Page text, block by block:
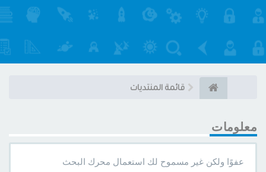
قائمة المنتديات
معلومات
عفوًا ولكن غير مسموح لك استعمال محرك البحث